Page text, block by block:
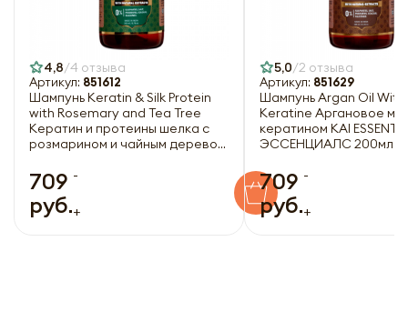
4,8 4 отзыва
Артикул: 851612
Шампунь Keratin & Silk Protein
with Rosemary and Tea Tree
Кератин и протеины шелка с
розмарином и чайным деревом
ЭССЕНЦИАЛС 200мл
709
руб.
-
+
5,0 2 отзыва
Артикул: 851629
Шампунь Argan Oil With
Keratine Аргановое
кератином KAI
ЭССЕНЦИАЛС 200мл
709
руб.
-
+